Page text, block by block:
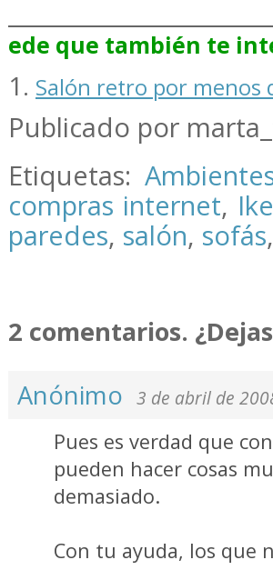
ede que también te
Salón retro por menos
Publicado por
Etiquetas:
compras internet,
paredes, salón, sofás,
2 comentarios.
Anónimo
3 de abril de
Pues es verdad que
pueden hacer cosas
demasiado.
Con tu ayuda, los que